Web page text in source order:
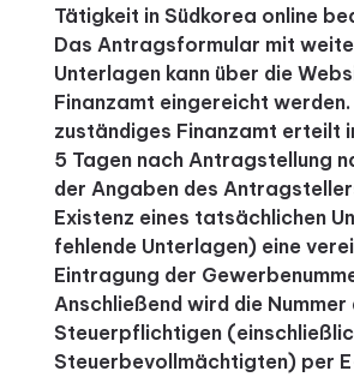
Tätigkeit in Südkorea online
Das Antragsformular mit
Unterlagen kann über die
Finanzamt eingereicht werden.
zuständiges Finanzamt erteilt
5 Tagen nach Antragstellung
der Angaben des
Existenz eines tatsächlichen
fehlende Unterlagen) eine
Eintragung der
Anschließend wird die Nummer
Steuerpflichtigen
Steuerbevollmächtigten) per